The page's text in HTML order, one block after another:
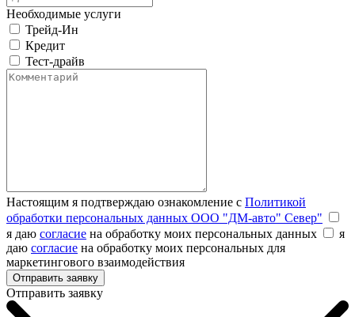
Необходимые услуги
Трейд-Ин
Кредит
Тест-драйв
Настоящим я подтверждаю ознакомление с Политикой
обработки персональных данных ООО "ДМ-авто" Север"
я даю согласие на обработку моих персональных данных
я
даю согласие на обработку моих персональных для
маркетингового взаимодействия
Отправить заявку